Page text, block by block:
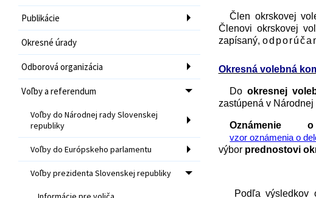
Publikácie
Okresné úrady
Odborová organizácia
Voľby a referendum
Voľby do Národnej rady Slovenskej
republiky
Voľby do Európskeho parlamentu
Voľby prezidenta Slovenskej republiky
Člen okrskovej
Členovi okrskovej
zapísaný,
Okresná volebná
Do okresnej
zastúpená v
Oznámenie
vzor oznámenia o
výbor prednostovi
Podľa výsledkov